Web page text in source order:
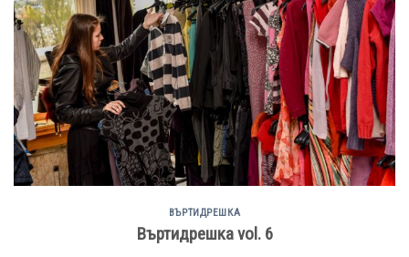
ВЪРТИДРЕШКА
Въртидрешка vol. 6